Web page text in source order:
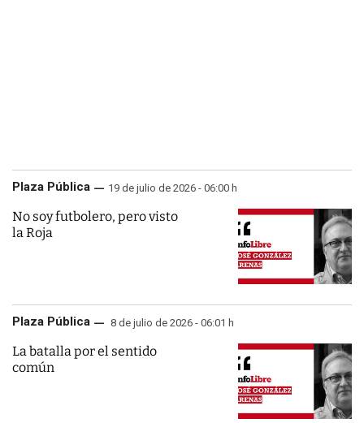
Plaza Pública 19 de julio de 2026 - 06:00 h
No soy futbolero, pero visto
la Roja
Plaza Pública 8 de julio de 2026 - 06:01 h
La batalla por el sentido
común